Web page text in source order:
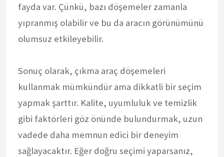
fayda var. Çünkü, bazı döşemeler zamanla
yıpranmış olabilir ve bu da aracın görünümünü
olumsuz etkileyebilir.
Sonuç olarak, çıkma araç döşemeleri
kullanmak mümkündür ama dikkatli bir seçim
yapmak şarttır. Kalite, uyumluluk ve temizlik
gibi faktörleri göz önünde bulundurmak, uzun
vadede daha memnun edici bir deneyim
sağlayacaktır. Eğer doğru seçimi yaparsanız,